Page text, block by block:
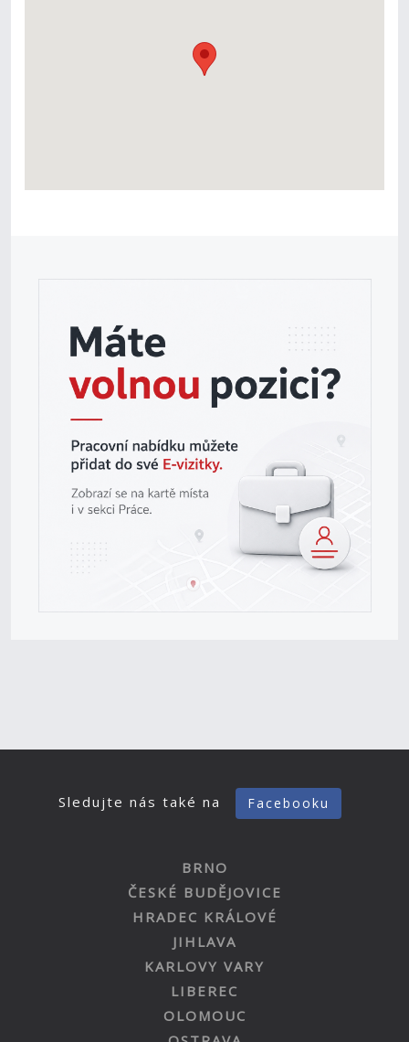
Sledujte nás také na Facebooku
BRNO
ČESKÉ BUDĚJOVICE
HRADEC KRÁLOVÉ
JIHLAVA
KARLOVY VARY
LIBEREC
OLOMOUC